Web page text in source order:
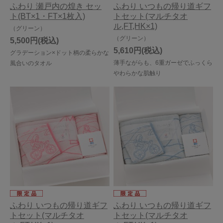
ふわり 瀬戸内の煌き セッ
ト(BT×1・FT×1枚入)
（グリーン）
グラデーション×ドット柄の柔らかな
風合いのタオル
5,500円
ふわり いつもの帰り道ギフ
トセット(マルチタオ
ル,FT,HK×1)
（グリーン）
薄手ながらも、6重ガーゼでふっくら
やわらかな肌触り
5,610円
ふわり いつもの帰り道ギフ
トセット(マルチタオ
ふわり いつもの帰り道ギフ
トセット(マルチタオ